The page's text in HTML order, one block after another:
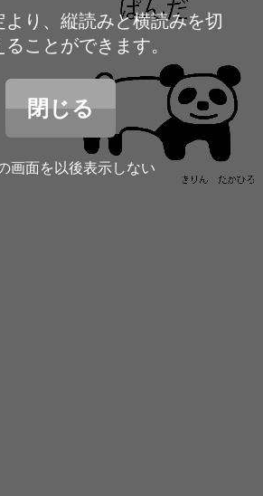
より、縦読みと横読みを切
ることができます。
閉じる
画面を以後表示しない